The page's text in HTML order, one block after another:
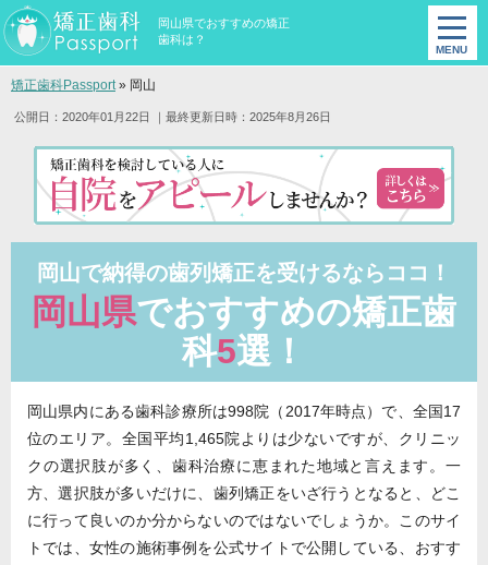
岡山県でおすすめの矯正
歯科は？
矯正歯科Passport» 岡山
公開日：2020年01月22日 ｜最終更新日時：2025年8月26日
岡山で納得の歯列矯正を受けるならココ！
岡山県でおすすめの矯正歯
科5選！
岡山県内にある歯科診療所は998院（2017年時点）で、全国17
位のエリア。全国平均1,465院よりは少ないですが、クリニッ
クの選択肢が多く、歯科治療に恵まれた地域と言えます。一
方、選択肢が多いだけに、歯列矯正をいざ行うとなると、どこ
に行って良いのか分からないのではないでしょうか。このサイ
トでは、女性の施術事例を公式サイトで公開している、おすす